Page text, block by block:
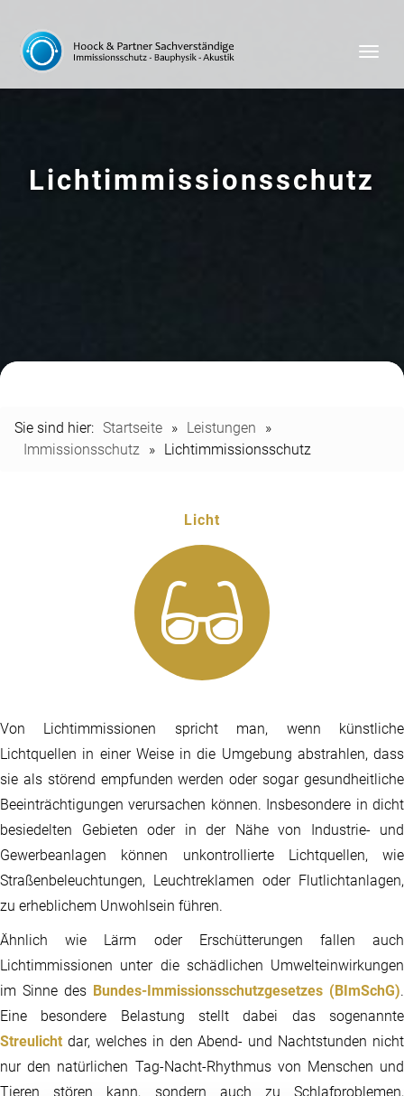
Lichtimmissionsschutz
Sie sind hier: Startseite » Leistungen
»
Immissionsschutz » Lichtimmissionsschutz
Licht
Von Lichtimmissionen spricht man, wenn künstliche
Lichtquellen in einer Weise in die Umgebung abstrahlen, dass
sie als störend empfunden werden oder sogar gesundheitliche
Beeinträchtigungen verursachen können. Insbesondere in dicht
besiedelten Gebieten oder in der Nähe von Industrie- und
Gewerbeanlagen können unkontrollierte Lichtquellen, wie
Straßenbeleuchtungen, Leuchtreklamen oder Flutlichtanlagen,
zu erheblichem Unwohlsein führen.
Ähnlich wie Lärm oder Erschütterungen fallen auch
Lichtimmissionen unter die schädlichen Umwelteinwirkungen
im Sinne des Bundes-Immissionsschutzgesetzes (BImSchG).
Eine besondere Belastung stellt dabei das sogenannte
Streulicht dar, welches in den Abend- und Nachtstunden nicht
nur den natürlichen Tag-Nacht-Rhythmus von Menschen und
Tieren stören kann, sondern auch zu Schlafproblemen,